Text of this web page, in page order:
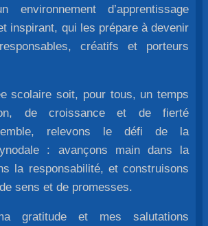
d’apprentissage
inspirant, qui les prépare à devenir
créatifs et porteurs
scolaire soit, pour tous, un temps
de croissance et de fierté
relevons le défi de la
: avançons main dans la
la responsabilité, et construisons
sens et de promesses.
gratitude et mes salutations